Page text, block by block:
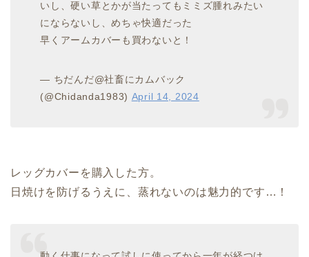
いし、硬い草とかが当たってもミミズ腫れみたい
にならないし、めちゃ快適だった
早くアームカバーも買わないと！
— ちだんだ@社畜にカムバック
(@Chidanda1983) April 14, 2024
レッグカバーを購入した方。
日焼けを防げるうえに、蒸れないのは魅力的です…！